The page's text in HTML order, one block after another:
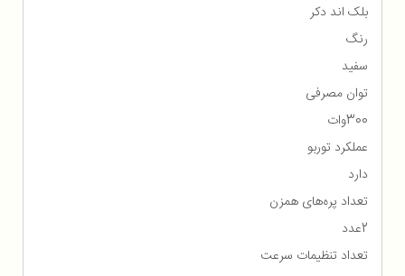
بلک اند دکر
رنگ
سفید
توان مصرفی
300وات
عملکرد توربو
دارد
تعداد پره‌های همزن
2عدد
تعداد تنظیمات سرعت